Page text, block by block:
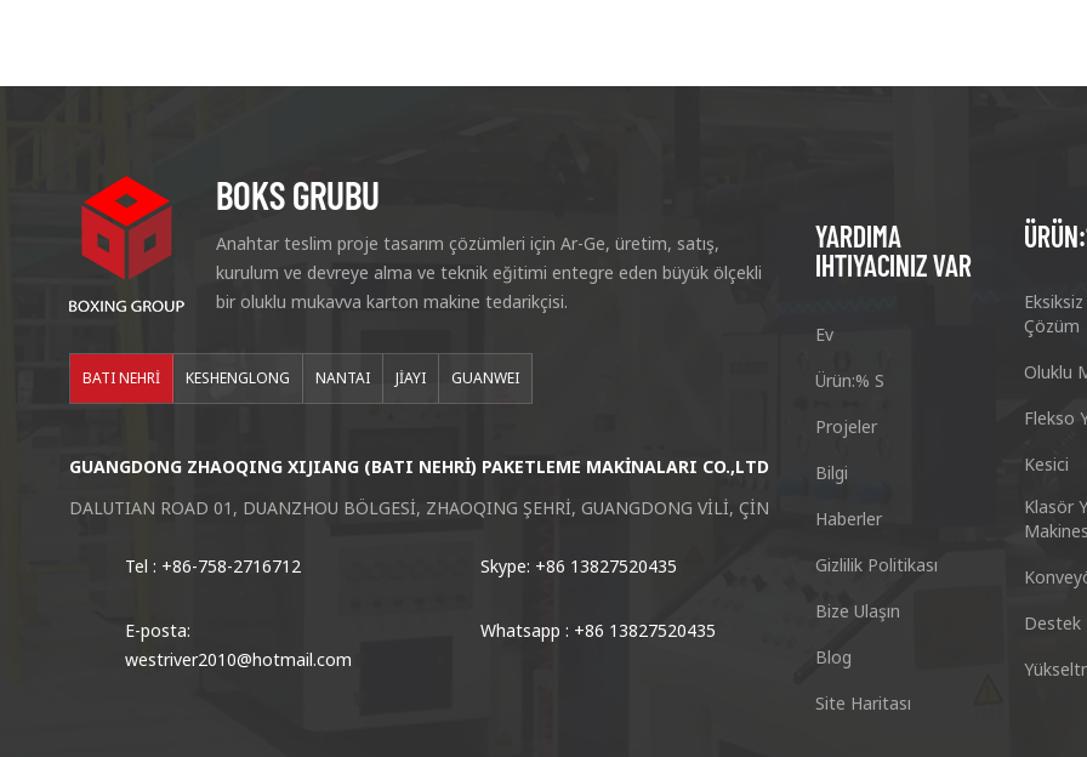
BOKS GRUBU
Anahtar teslim proje tasarım çözümleri için Ar-Ge, üretim, satış,
kurulum ve devreye alma ve teknik eğitimi entegre eden büyük ölçekli
bir oluklu mukavva karton makine tedarikçisi.
BATI NEHRİ KESHENGLONG NANTAI JİAYI GUANWEI
GUANGDONG ZHAOQING XIJIANG (BATI NEHRİ) PAKETLEME MAKİNALARI CO.,LTD
DALUTIAN ROAD 01, DUANZHOU BÖLGESİ, ZHAOQING ŞEHRİ, GUANGDONG VİLİ, ÇİN
Tel : +86-758-2716712 Skype: +86 13827520435
E-posta:
westriver2010@hotmail.com
Whatsapp : +86 13827520435
Guangzhou Keshenglong Karton
NO.77 Xieshi Yolu Zhongcun
Tel : +86-20-84771416
E-posta:
YARDIMA
IHTIYACINIZ VAR
Ev
Ürün:% S
Projeler
Bilgi
Haberler
Gizlilik Politikası
Bize Ulaşın
Blog
Site Haritası
Çözüm
Oluklu
Flekso
Kesici
Klasör
Destek